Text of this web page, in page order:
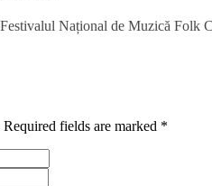
Național de Muzică Folk
Required fields are marked *